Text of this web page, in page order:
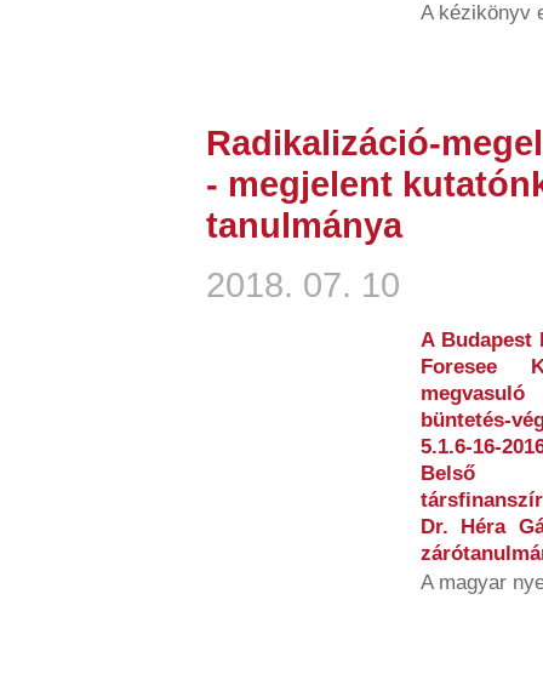
A kézikönyv
Radikalizáció-
- megjelent
tanulmánya
2018. 07. 10
A Budapest
Foresee
büntetés-
5.1.6-16-
Belső
Dr. Héra
A magyar